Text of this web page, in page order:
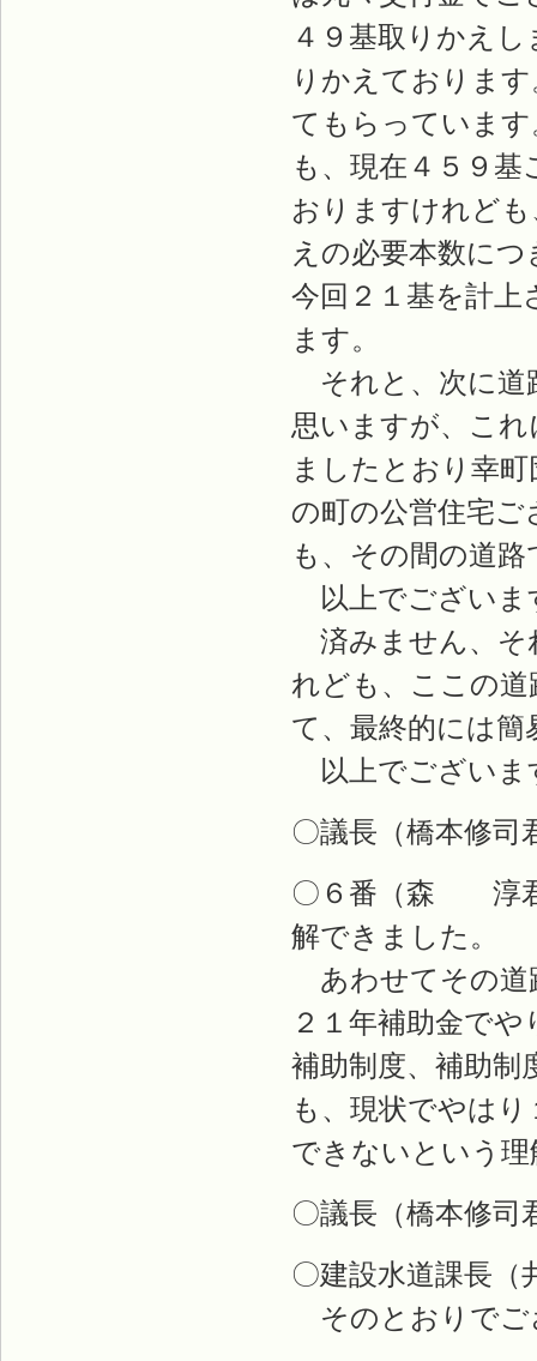
４９基取りかえ
りかえておりま
てもらっていま
も、現在４５９
おりますけれど
えの必要本数に
今回２１基を計
ます。
それと、次に道
思いますが、こ
ましたとおり幸
の町の公営住宅
も、その間の道
以上でございま
済みません、そ
れども、ここの
て、最終的には
以上でございま
〇議長（橋本修
〇６番（森 淳君
解できました。
あわせてその道
２１年補助金で
補助制度、補助
も、現状でやは
できないという
〇議長（橋本修
〇建設水道課長
そのとおりでご